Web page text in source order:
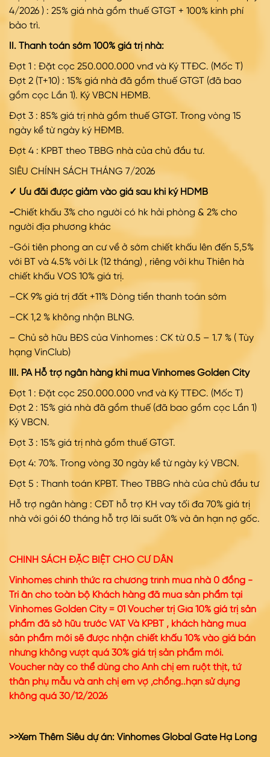
4/2026 ) : 25% giá nhà gồm thuế GTGT + 100% kinh phí
bảo trì.
II. Thanh toán sớm 100% giá trị nhà:
Đợt 1 : Đặt cọc 250.000.000 vnđ và Ký TTĐC. (Mốc T)
Đợt 2 (T+10) : 15% giá nhà đã gồm thuế GTGT (đã bao
gồm cọc Lần 1). Ký VBCN HĐMB.
Đợt 3 : 85% giá trị nhà gồm thuế GTGT. Trong vòng 15
ngày kể từ ngày ký HĐMB.
Đợt 4 : KPBT theo TBBG nhà của chủ đầu tư.
SIÊU CHÍNH SÁCH THÁNG 7/2026
✓ Ưu đãi được giảm vào giá sau khi ký HDMB
-Chiết khấu 3% cho người có hk hải phòng & 2% cho
người địa phương khác
-Gói tiên phong an cư về ở sớm chiết khấu lên đến 5,5%
với BT và 4.5% với Lk (12 tháng) , riêng với khu Thiên hà
chiết khấu VOS 10% giá trị.
–CK 9% giá trị đất +11% Dòng tiền thanh toán sớm
–CK 1,2 % không nhận BLNG.
– Chủ sở hữu BĐS của Vinhomes : CK từ 0.5 – 1.7 % ( Tùy
hạng VinClub)
III. PA Hỗ trợ ngân hàng khi mua Vinhomes Golden City
Đợt 1 : Đặt cọc 250.000.000 vnđ và Ký TTĐC. (Mốc T)
Đợt 2 : 15% giá nhà đã gồm thuế (đã bao gồm cọc Lần 1)
Ký VBCN.
Đợt 3 : 15% giá trị nhà gồm thuế GTGT.
Đợt 4: 70%. Trong vòng 30 ngày kể từ ngày ký VBCN.
Đợt 5 : Thanh toán KPBT. Theo TBBG nhà của chủ đầu tư
Hỗ trợ ngân hàng : CĐT hỗ trợ KH vay tối đa 70% giá trị
nhà với gói 60 tháng hỗ trợ lãi suất 0% và ân hạn nợ gốc.
CHÍNH SÁCH ĐẶC BIỆT CHO CƯ DÂN
Vinhomes chính thức ra chương trình mua nhà 0 đồng -
Tri ân cho toàn bộ Khách hàng đã mua sản phẩm tại
Vinhomes Golden City = 01 Voucher trị Gía 10% giá trị sản
phẩm đã sở hữu trước VAT Và KPBT , khách hàng mua
sản phẩm mới sẽ được nhận chiết khấu 10% vào giá bán
nhưng không vượt quá 30% giá trị sản phẩm mới.
Voucher này có thể dùng cho Anh chị em ruột thịt, tứ
thân phụ mẫu và anh chị em vợ ,chồng..hạn sử dụng
không quá 30/12/2026
>>Xem Thêm Siêu dự án: Vinhomes Global Gate Hạ Long